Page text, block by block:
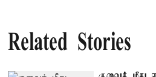
Related Stories